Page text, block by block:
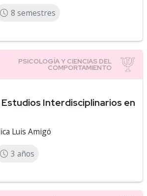
8 semestres
Interdisciplinarios en
Luis Amigó
3 años